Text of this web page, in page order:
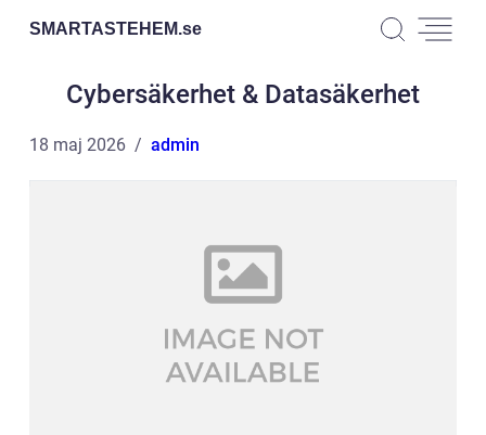
SMARTASTEHEM.se
Cybersäkerhet & Datasäkerhet
18 maj 2026 admin